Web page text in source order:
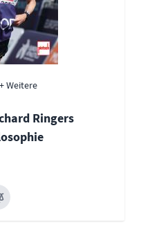
+ Weitere
Ringers